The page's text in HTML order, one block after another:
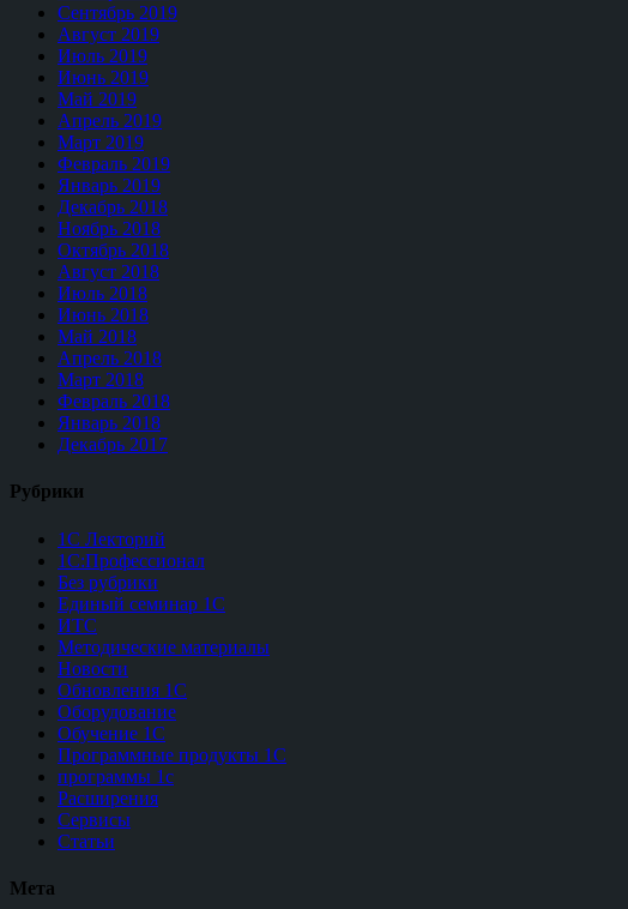
Сентябрь 2019
Август 2019
Июль 2019
Июнь 2019
Май 2019
Апрель 2019
Март 2019
Февраль 2019
Январь 2019
Декабрь 2018
Ноябрь 2018
Октябрь 2018
Август 2018
Июль 2018
Июнь 2018
Май 2018
Апрель 2018
Март 2018
Февраль 2018
Январь 2018
Декабрь 2017
Рубрики
1С Лекторий
1С:Профессионал
Без рубрики
Единый семинар 1С
ИТС
Методические материалы
Новости
Обновления 1С
Оборудование
Обучение 1С
Программные продукты 1С
программы 1с
Расширения
Сервисы
Статьи
Мета